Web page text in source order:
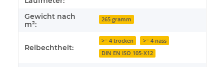
Gewicht nach
m²:
265 gramm
Reibechtheit:
>= 4 trocken
>= 4 nass
DIN EN ISO 105-X12